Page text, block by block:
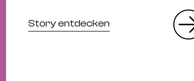
Story entdecken